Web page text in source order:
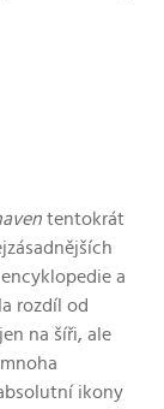
tentokrát
a
rozdíl od
na šíři, ale
ikony